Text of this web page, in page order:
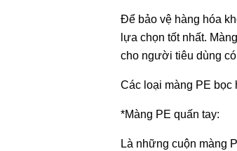
Để bảo vệ hàng hóa
lựa chọn tốt nhất.
cho người tiêu dùng
Các loại màng PE bọc
*Màng PE quấn tay:
Là những cuộn màng